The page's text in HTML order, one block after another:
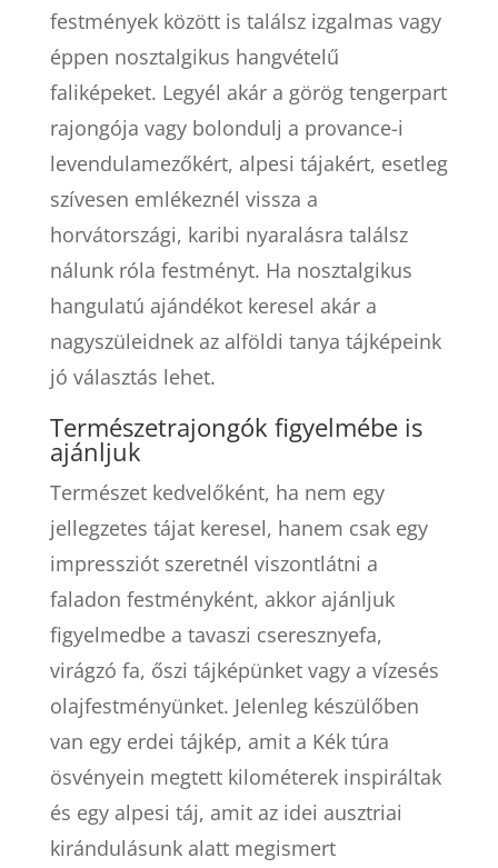
festmények között is találsz izgalmas vagy
éppen nosztalgikus hangvételű
faliképeket. Legyél akár a görög tengerpart
rajongója vagy bolondulj a provance-i
levendulamezőkért, alpesi tájakért, esetleg
szívesen emlékeznél vissza a
horvátországi, karibi nyaralásra találsz
nálunk róla festményt. Ha nosztalgikus
hangulatú ajándékot keresel akár a
nagyszüleidnek az alföldi tanya tájképeink
jó választás lehet.
Természetrajongók figyelmébe is
ajánljuk
Természet kedvelőként, ha nem egy
jellegzetes tájat keresel, hanem csak egy
impressziót szeretnél viszontlátni a
faladon festményként, akkor ajánljuk
figyelmedbe a tavaszi cseresznyefa,
virágzó fa, őszi tájképünket vagy a vízesés
olajfestményünket. Jelenleg készülőben
van egy erdei tájkép, amit a Kék túra
ösvényein megtett kilométerek inspiráltak
és egy alpesi táj, amit az idei ausztriai
kirándulásunk alatt megismert